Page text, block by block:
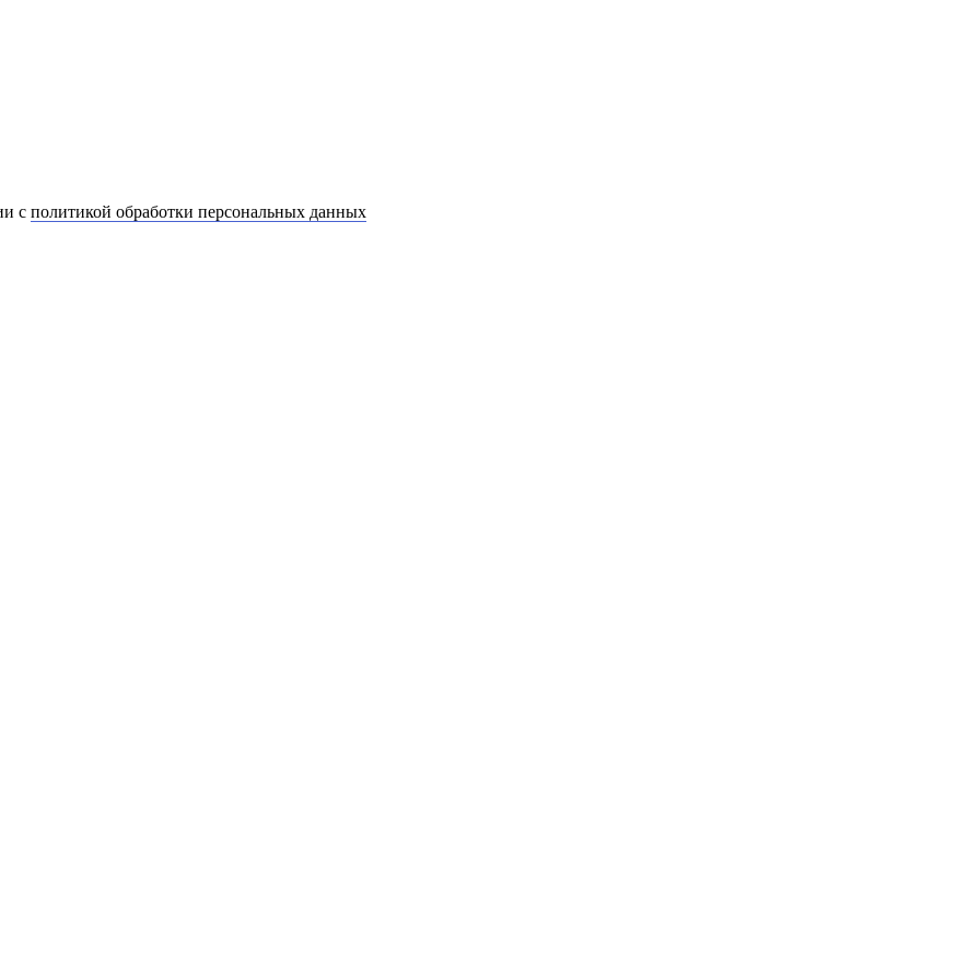
с политикой обработки персональных данных